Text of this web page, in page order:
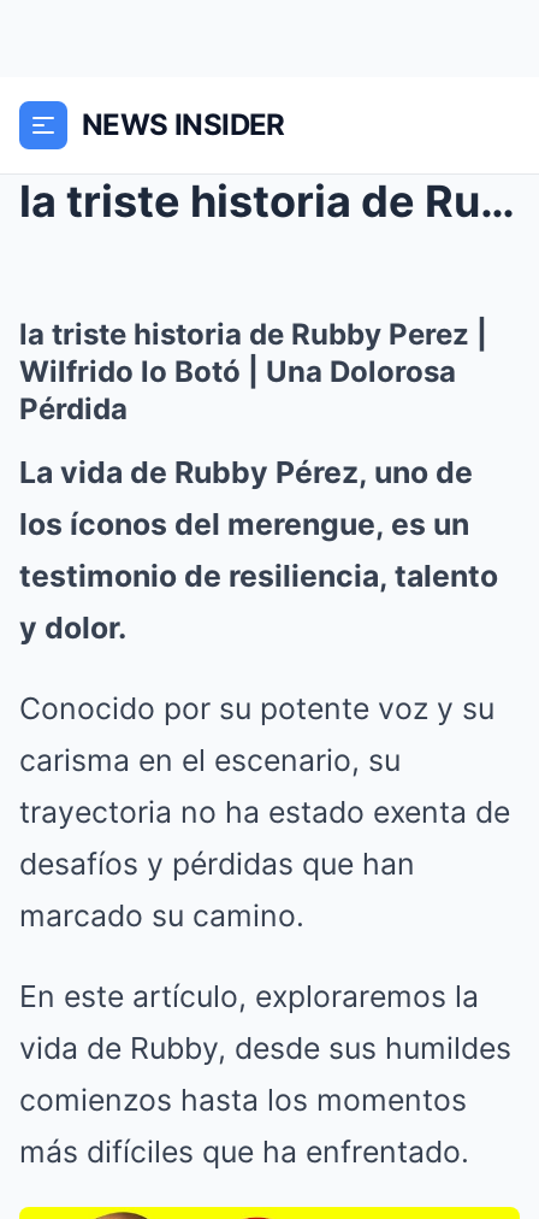
NEWS INSIDER
la triste historia de Rubby Perez | Wilfrido lo Bo...
la triste historia de Rubby Perez |
Wilfrido lo Botó | Una Dolorosa
Pérdida
La vida de Rubby Pérez, uno de
los íconos del merengue, es un
testimonio de resiliencia, talento
y dolor.
Conocido por su potente voz y su
carisma en el escenario, su
trayectoria no ha estado exenta de
desafíos y pérdidas que han
marcado su camino.
En este artículo, exploraremos la
vida de Rubby, desde sus humildes
comienzos hasta los momentos
más difíciles que ha enfrentado.